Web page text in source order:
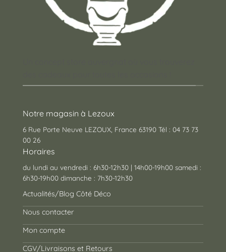
Notre magasin à Lezoux
6 Rue Porte Neuve LEZOUX, France 63190 Tél : 04 73 73
00 26
Horaires
du lundi au vendredi : 6h30-12h30 | 14h00-19h00 samedi :
6h30-19h00 dimanche : 7h30-12h30
Actualités/Blog Côté Déco
Nous contacter
Mon compte
CGV/Livraisons et Retours